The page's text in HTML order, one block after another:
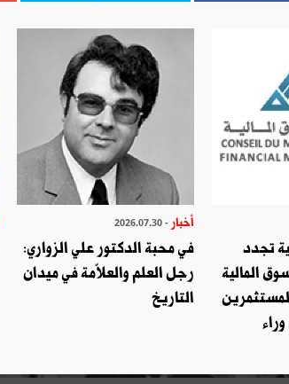
تجدد
المالية
أخبار - 2026.07.30
في محبة الدكتور علي الزواري:
رجل العلم والعلاّمة في ميدان
التاريخ